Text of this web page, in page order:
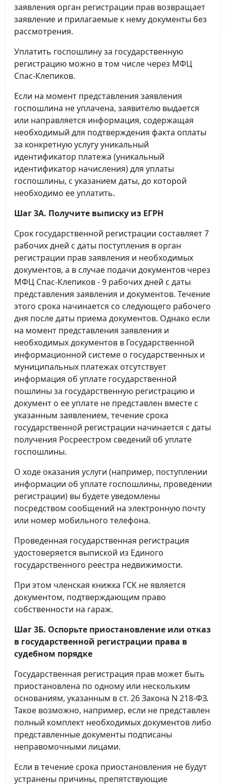
заявления орган регистрации прав возвращает
заявление и прилагаемые к нему документы без
рассмотрения.
Уплатить госпошлину за государственную
регистрацию можно в том числе через МФЦ
Спас-Клепиков.
Если на момент представления заявления
госпошлина не уплачена, заявителю выдается
или направляется информация, содержащая
необходимый для подтверждения факта оплаты
за конкретную услугу уникальный
идентификатор платежа (уникальный
идентификатор начисления) для уплаты
госпошлины, с указанием даты, до которой
необходимо ее уплатить.
Шаг 3А. Получите выписку из ЕГРН
Срок государственной регистрации составляет 7
рабочих дней с даты поступления в орган
регистрации прав заявления и необходимых
документов, а в случае подачи документов через
МФЦ Спас-Клепиков - 9 рабочих дней с даты
представления заявления и документов. Течение
этого срока начинается со следующего рабочего
дня после даты приема документов. Однако если
на момент представления заявления и
необходимых документов в Государственной
информационной системе о государственных и
муниципальных платежах отсутствует
информация об уплате государственной
пошлины за государственную регистрацию и
документ о ее уплате не представлен вместе с
указанным заявлением, течение срока
государственной регистрации начинается с даты
получения Росреестром сведений об уплате
госпошлины.
О ходе оказания услуги (например, поступлении
информации об уплате госпошлины, проведении
регистрации) вы будете уведомлены
посредством сообщений на электронную почту
или номер мобильного телефона.
Проведенная государственная регистрация
удостоверяется выпиской из Единого
государственного реестра недвижимости.
При этом членская книжка ГСК не является
документом, подтверждающим право
собственности на гараж.
Шаг 3Б. Оспорьте приостановление или отказ
в государственной регистрации права в
судебном порядке
Государственная регистрация прав может быть
приостановлена по одному или нескольким
основаниям, указанным в ст. 26 Закона N 218-ФЗ.
Такое возможно, например, если не представлен
полный комплект необходимых документов либо
представленные документы подписаны
неправомочными лицами.
Если в течение срока приостановления не будут
устранены причины, препятствующие